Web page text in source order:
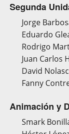
Segunda
Jorge
Eduardo
Rodrigo
Juan Carlos
David
Fanny
Animación y
Smark